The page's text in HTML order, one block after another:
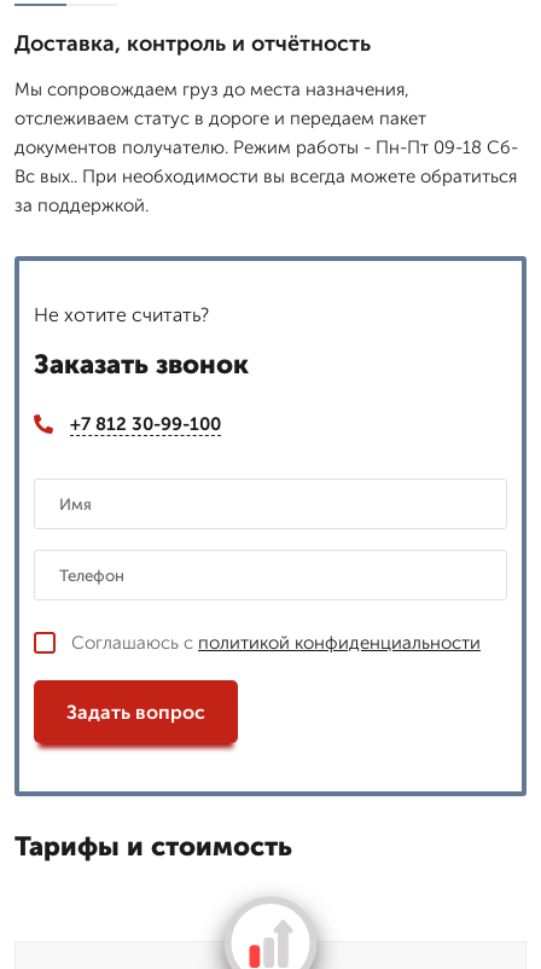
Доставка, контроль и отчётность
Мы сопровождаем груз до места назначения,
отслеживаем статус в дороге и передаем пакет
документов получателю. Режим работы - Пн-Пт 09-18 Сб-
Вс вых.. При необходимости вы всегда можете обратиться
за поддержкой.
Не хотите считать?
Заказать звонок
+7 812 30-99-100
Соглашаюсь с политикой конфиденциальности
Задать вопрос
Тарифы и стоимость